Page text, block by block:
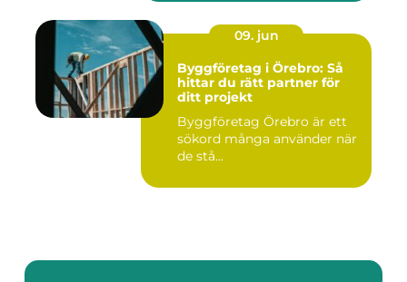
09. jun
Byggföretag i Örebro: Så
hittar du rätt partner för
ditt projekt
Byggföretag Örebro är ett
sökord många använder när
de stå...